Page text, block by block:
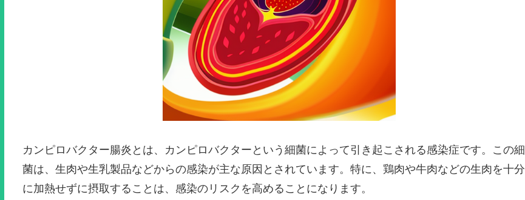
カンピロバクター腸炎とは、カンピロバクターという細菌によって引き起こされる感染症です。この細
菌は、生肉や生乳製品などからの感染が主な原因とされています。特に、鶏肉や牛肉などの生肉を十分
に加熱せずに摂取することは、感染のリスクを高めることになります。